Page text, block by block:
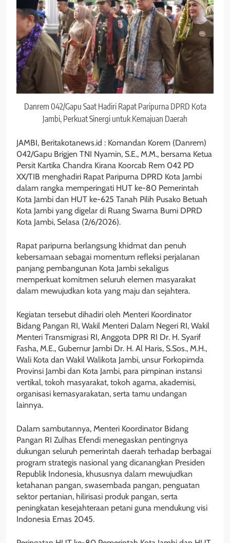
Danrem 042/Gapu Saat Hadiri Rapat Paripurna DPRD Kota
Jambi, Perkuat Sinergi untuk Kemajuan Daerah
JAMBI, Beritakotanews.id : Komandan Korem (Danrem)
042/Gapu Brigjen TNI Nyamin, S.E., M.M., bersama Ketua
Persit Kartika Chandra Kirana Koorcab Rem 042 PD
XX/TIB menghadiri Rapat Paripurna DPRD Kota Jambi
dalam rangka memperingati HUT ke-80 Pemerintah
Kota Jambi dan HUT ke-625 Tanah Pilih Pusako Betuah
Kota Jambi yang digelar di Ruang Swarna Bumi DPRD
Kota Jambi, Selasa (2/6/2026).
Rapat paripurna berlangsung khidmat dan penuh
kebersamaan sebagai momentum refleksi perjalanan
panjang pembangunan Kota Jambi sekaligus
memperkuat komitmen seluruh elemen masyarakat
dalam mewujudkan kota yang maju dan sejahtera.
Kegiatan tersebut dihadiri oleh Menteri Koordinator
Bidang Pangan RI, Wakil Menteri Dalam Negeri RI, Wakil
Menteri Transmigrasi RI, Anggota DPR RI Dr. H. Syarif
Fasha, M.E., Gubernur Jambi Dr. H. Al Haris, S.Sos., M.H.,
Wali Kota dan Wakil Walikota Jambi, unsur Forkopimda
Provinsi Jambi dan Kota Jambi, para pimpinan instansi
vertikal, tokoh masyarakat, tokoh agama, akademisi,
organisasi kemasyarakatan, serta tamu undangan
lainnya.
Dalam sambutannya, Menteri Koordinator Bidang
Pangan RI Zulhas Efendi menegaskan pentingnya
dukungan seluruh pemerintah daerah terhadap berbagai
program strategis nasional yang dicanangkan Presiden
Republik Indonesia, khususnya dalam mewujudkan
ketahanan pangan, swasembada pangan, penguatan
sektor pertanian, hilirisasi produk pangan, serta
peningkatan kesejahteraan petani guna mendukung visi
Indonesia Emas 2045.